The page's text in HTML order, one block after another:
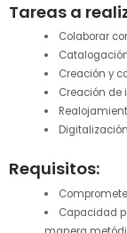
Tareas a
Colaborar
Creación y
Creación de
Requisitos:
Capacidad